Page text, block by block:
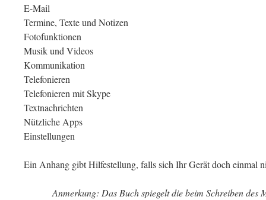
E-Mail
Termine, Texte und Notizen
Fotofunktionen
Musik und Videos
Kommunikation
Telefonieren
Telefonieren mit Skype
Textnachrichten
Nützliche Apps
Einstellungen
Ein Anhang gibt Hilfestellung, falls sich Ihr Gerät doch einmal
Anmerkung: Das Buch spiegelt die beim Schreiben des